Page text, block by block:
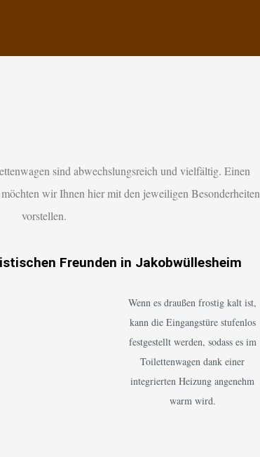
sind abwechslungsreich und vielfältig. Einen
wir Ihnen hier mit den jeweiligen Besonderheiten
vorstellen.
Freunden in Jakobwüllesheim
Wenn es draußen frostig kalt ist,
kann die Eingangstüre stufenlos
festgestellt werden, sodass es im
Toilettenwagen dank einer
integrierten Heizung angenehm
warm wird.